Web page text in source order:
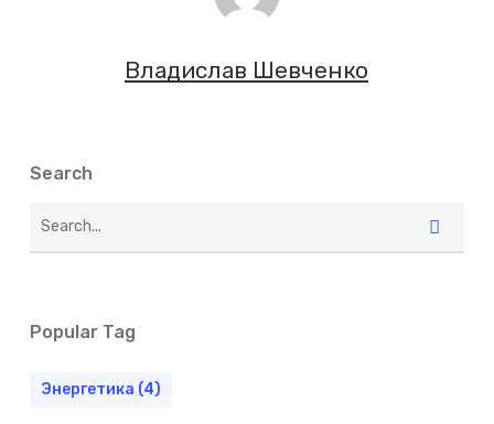
Владислав Шевченко
Search
Popular Tag
Энергетика (4)